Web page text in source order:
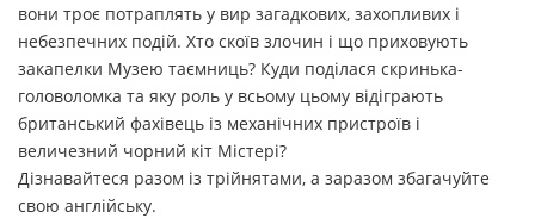
вони троє потраплять у вир загадкових, захопливих і
небезпечних подій. Хто скоїв злочин і що приховують
закапелки Музею таємниць? Куди поділася скринька-
головоломка та яку роль у всьому цьому відіграють
британський фахівець із механічних пристроїв і
величезний чорний кіт Містері?
Дізнавайтеся разом із трійнятами, а заразом збагачуйте
свою англійську.